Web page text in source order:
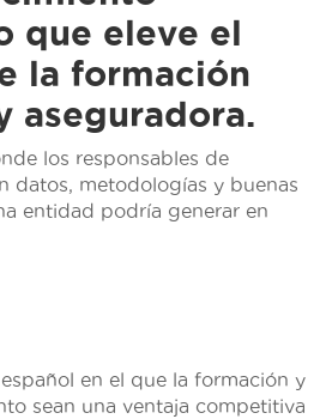
que eleve el
la formación
aseguradora.
los responsables de
datos, metodologías y buenas
entidad podría generar en
en el que la formación y
sean una ventaja competitiva